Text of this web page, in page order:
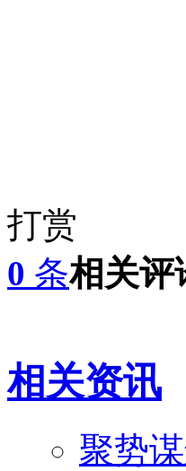
打赏
0 条相关评
相关资讯
聚势